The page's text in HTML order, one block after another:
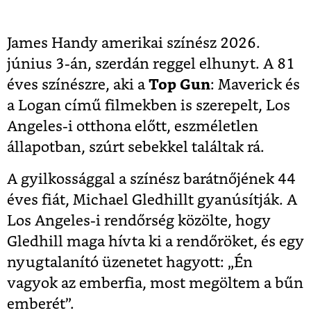
James Handy amerikai színész 2026.
június 3-án, szerdán reggel elhunyt. A 81
éves színészre, aki aTop Gun: Maverick és
a Logan című filmekben is szerepelt, Los
Angeles-i otthona előtt, eszméletlen
állapotban, szúrt sebekkel találtak rá.
A gyilkossággal a színész barátnőjének 44
éves fiát, Michael Gledhillt gyanúsítják. A
Los Angeles-i rendőrség közölte, hogy
Gledhill maga hívta ki a rendőröket, és egy
nyugtalanító üzenetet hagyott: „Én
vagyok az emberfia, most megöltem a bűn
emberét”.